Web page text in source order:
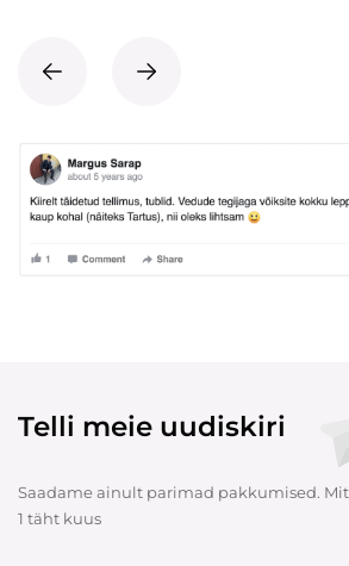
Telli meie uudiskiri
Saadame ainult parimad pakkumised.
1 täht kuus